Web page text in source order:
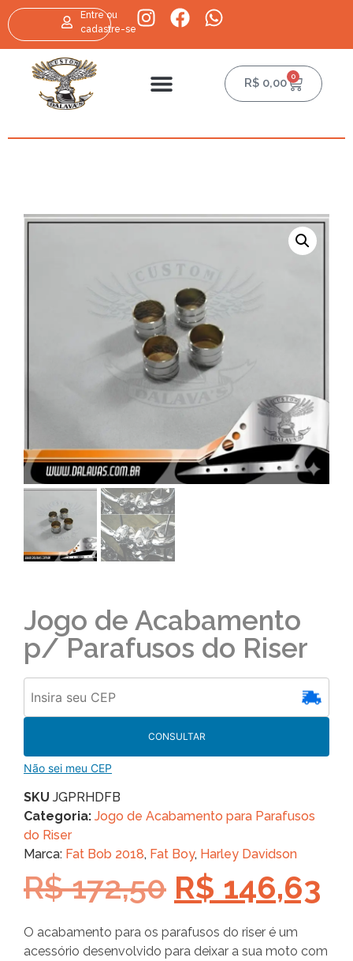
Entre ou
cadastre-se
R$ 0,00 0
Jogo de Acabamento
p/ Parafusos do Riser
CONSULTAR
Não sei meu CEP
SKU JGPRHDFB
Categoria: Jogo de Acabamento para Parafusos
do Riser
Marca: Fat Bob 2018, Fat Boy, Harley Davidson
R$172,50 R$ 146,63
O acabamento para os parafusos do riser é um
acessório desenvolvido para deixar a sua moto com